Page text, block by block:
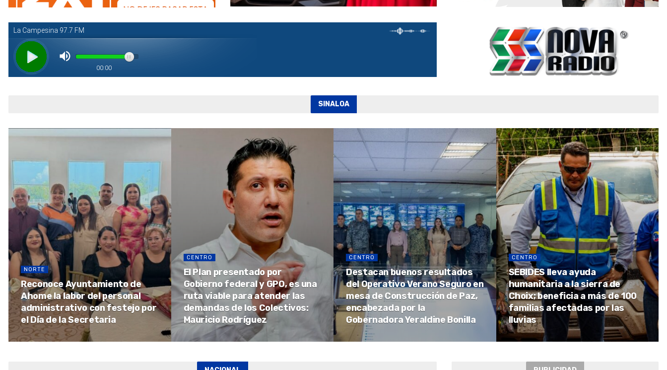
SINALOA
NORTE
Reconoce Ayuntamiento de
Ahome la labor del personal
administrativo con festejo por
el Día de la Secretaria
CENTRO
El Plan presentado por
Gobierno federal y GPO, es una
ruta viable para atender las
demandas de los Colectivos:
Mauricio Rodríguez
CENTRO
Destacan buenos resultados
del Operativo Verano Seguro en
mesa de Construcción de Paz,
encabezada por la
Gobernadora Yeraldine Bonilla
CENTRO
SEBIDES lleva ayuda
humanitaria a la sierra de
Choix; beneficia a más de 100
familias afectadas por las
lluvias